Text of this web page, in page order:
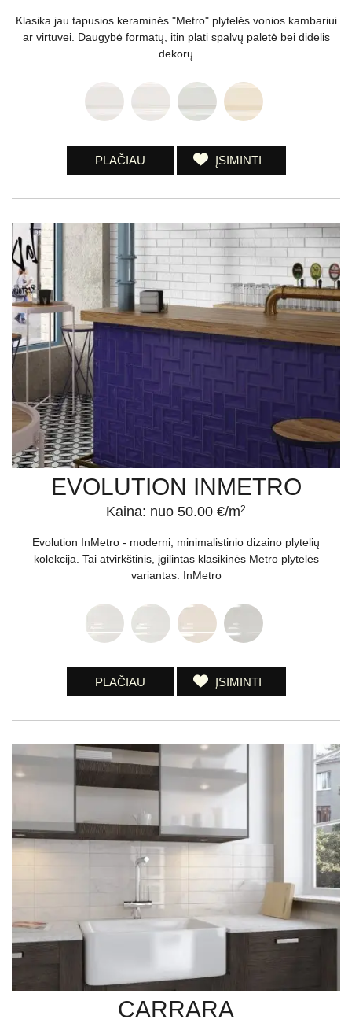
Klasika jau tapusios keraminės "Metro" plytelės vonios kambariui
ar virtuvei. Daugybė formatų, itin plati spalvų paletė bei didelis
dekorų
PLAČIAU ĮSIMINTI
EVOLUTION INMETRO
Kaina: nuo 50.00 €/m2
Evolution InMetro - moderni, minimalistinio dizaino plytelių
kolekcija. Tai atvirkštinis, įgilintas klasikinės Metro plytelės
variantas. InMetro
PLAČIAU ĮSIMINTI
CARRARA